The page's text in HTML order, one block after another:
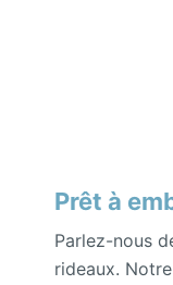
Prêt à
Parlez-nous
rideaux.